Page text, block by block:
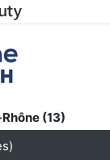
(13)